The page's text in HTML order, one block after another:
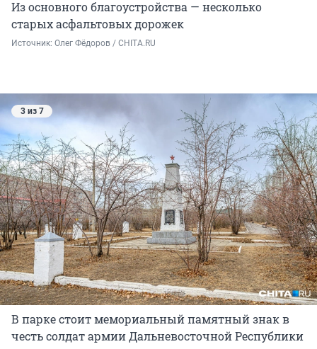
Из основного благоустройства — несколько
старых асфальтовых дорожек
Источник: Олег Фёдоров / CHITA.RU
3 из 7
В парке стоит мемориальный памятный знак в
честь солдат армии Дальневосточной Республики